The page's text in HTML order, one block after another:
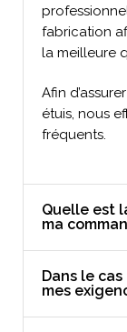
fabrication
la meilleure
Afin
étuis, nous
fréquents.
Quelle est
ma
Dans le
mes